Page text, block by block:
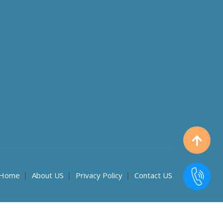
About US Privacy Policy Contact US